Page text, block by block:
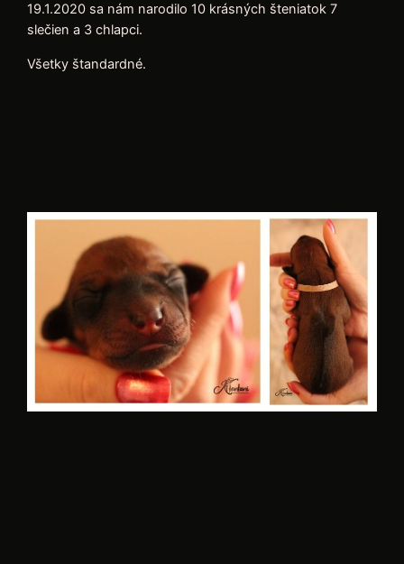
19.1.2020 sa nám narodilo 10 krásných šteniatok 7
slečien a 3 chlapci.
Všetky štandardné.